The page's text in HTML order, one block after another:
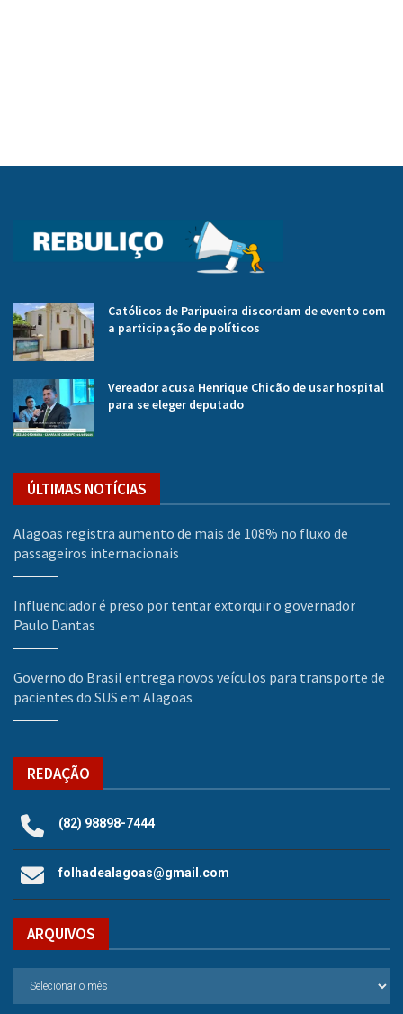
Católicos de Paripueira discordam de evento com
a participação de políticos
Vereador acusa Henrique Chicão de usar hospital
para se eleger deputado
ÚLTIMAS NOTÍCIAS
Alagoas registra aumento de mais de 108% no fluxo de
passageiros internacionais
Influenciador é preso por tentar extorquir o governador
Paulo Dantas
Governo do Brasil entrega novos veículos para transporte de
pacientes do SUS em Alagoas
REDAÇÃO
(82) 98898-7444
folhadealagoas@gmail.com
ARQUIVOS